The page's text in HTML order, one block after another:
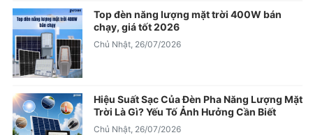
Top đèn năng lượng mặt trời 400W bán
chạy, giá tốt 2026
Chủ Nhật, 26/07/2026
Hiệu Suất Sạc Của Đèn Pha Năng Lượng Mặt
Trời Là Gì? Yếu Tố Ảnh Hưởng Cần Biết
Chủ Nhật, 26/07/2026